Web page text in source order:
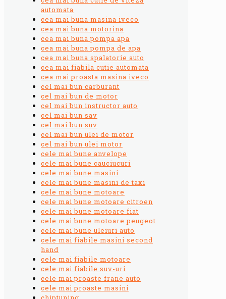
automata
cea mai buna masina iveco
cea mai buna motorina
cea mai buna pompa apa
cea mai buna pompa de apa
cea mai buna spalatorie auto
cea mai fiabila cutie automata
cea mai proasta masina iveco
cel mai bun carburant
cel mai bun de motor
cel mai bun instructor auto
cel mai bun sav
cel mai bun suv
cel mai bun ulei de motor
cel mai bun ulei motor
cele mai bune anvelope
cele mai bune cauciucuri
cele mai bune masini
cele mai bune masini de taxi
cele mai bune motoare
cele mai bune motoare citroen
cele mai bune motoare fiat
cele mai bune motoare peugeot
cele mai bune uleiuri auto
cele mai fiabile masini second
hand
cele mai fiabile motoare
cele mai fiabile suv-uri
cele mai proaste frane auto
cele mai proaste masini